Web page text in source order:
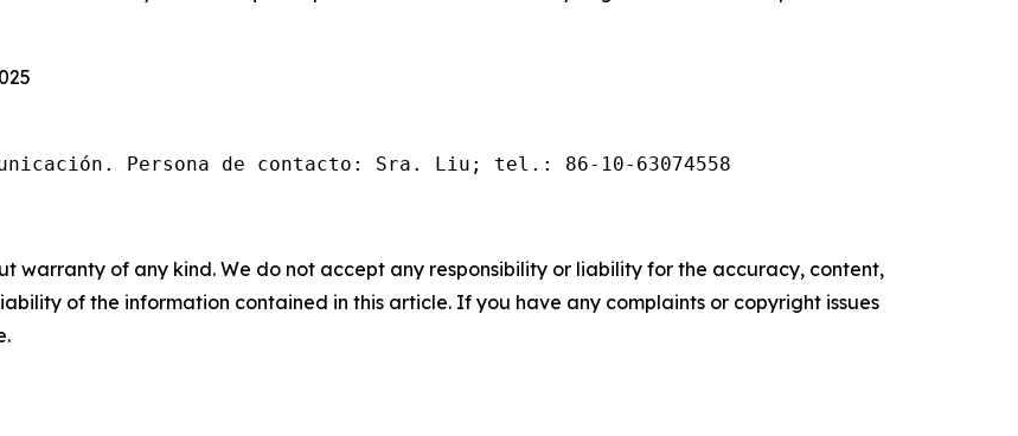
Persona de contacto: Sra. Liu; tel.: 86-10-63074558
warranty of any kind. We do not accept any responsibility or liability for the accuracy, content,
of the information contained in this article. If you have any complaints or copyright issues